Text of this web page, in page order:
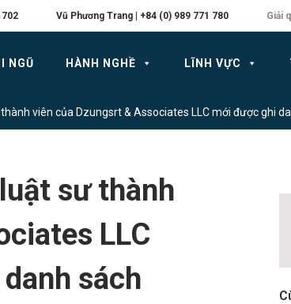
702 Vũ Phương Trang | +84 (0) 989 771 780 Giải
NGŨ HÀNH NGHỀ LĨNH VỰC
viên của Dzungsrt & Associates LLC mới được ghi
sư thành
LLC
sách